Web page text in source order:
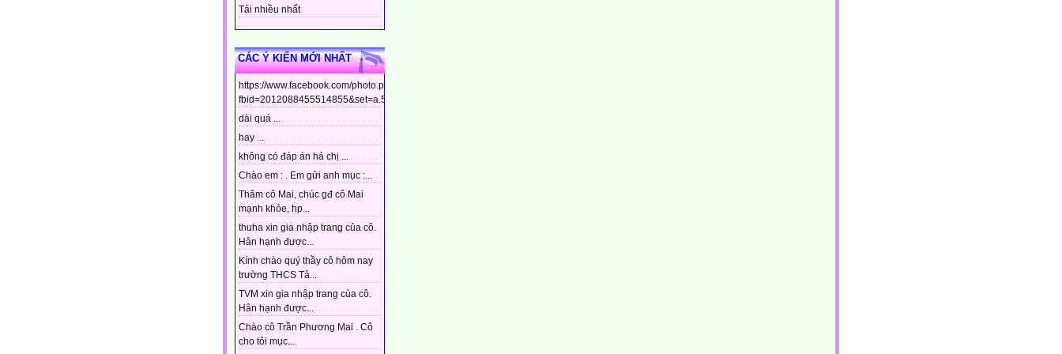
Tải nhiều nhất
CÁC Ý KIẾN MỚI NHẤT
https://www.facebook.com/photo.php?
fbid=2012088455514855&set=a.544799448910437&type=3&theater...
dài quá ...
hay ...
không có đáp án hả chị ...
Chào em : . Em gửi anh mục :...
Thăm cô Mai, chúc gđ cô Mai
mạnh khỏe, hp...
thuha xin gia nhập trang của cô.
Hân hạnh được...
Kính chào quý thầy cô hôm nay
trường THCS Tả...
TVM xin gia nhập trang của cô.
Hân hạnh được...
Chào cô Trần Phương Mai . Cô
cho tôi mục...